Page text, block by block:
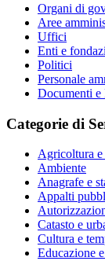
Organi di
Aree
Uffici
Enti e
Politici
Personale
Documenti e
Categorie di
Agricoltura e
Ambiente
Anagrafe e
Appalti
Catasto e
Cultura e
Educazione